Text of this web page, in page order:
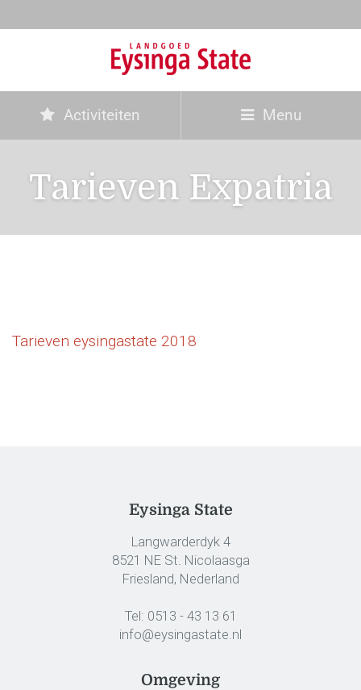
Activiteiten Menu
Tarieven Expatria
Tarieven eysingastate 2018
Eysinga State
Langwarderdyk 4
8521 NE St. Nicolaasga
Friesland, Nederland
Tel: 0513 - 43 13 61
info@eysingastate.nl
Omgeving